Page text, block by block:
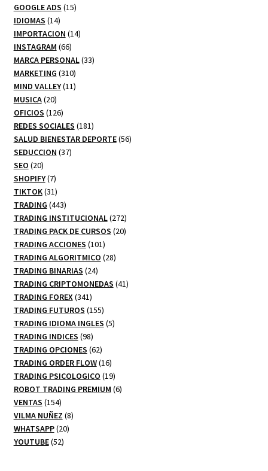
productos
GOOGLE ADS 1515
IDIOMAS 1414
productos
IMPORTACION 1414
INSTAGRAM 6666
productos
MARCA PERSONAL 3333
MARKETING 310310
productos
MIND VALLEY 1111
MUSICA 2020
productos
OFICIOS 126126
productos
REDES SOCIALES 181181
productos
SALUD BIENESTAR DEPORTE 5656
SEDUCCION 3737
SEO 2020
productos
SHOPIFY 77
productos
TIKTOK 3131
productos
TRADING 443443
productos
TRADING INSTITUCIONAL 272272
productos
TRADING PACK DE CURSOS 2020
TRADING ACCIONES 101101
productos
TRADING ALGORITMICO 2828
TRADING BINARIAS 2424
productos
TRADING CRIPTOMONEDAS 4141
TRADING FOREX 341341
productos
TRADING FUTUROS 155155
productos
TRADING IDIOMA INGLES 55
TRADING INDICES 9898
productos
TRADING OPCIONES 6262
productos
TRADING ORDER FLOW 1616
productos
TRADING PSICOLOGICO 1919
productos
ROBOT TRADING PREMIUM 66
VENTAS 154154
productos
VILMA NUÑEZ 88
WHATSAPP 2020
YOUTUBE 5252